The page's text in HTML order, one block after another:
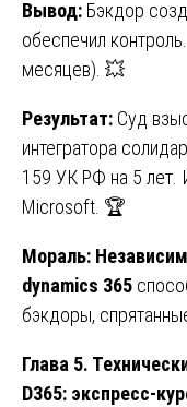
Вывод: Бэкдор
обеспечил
месяцев). 💥
Результат: Суд
интегратора
159 УК РФ на 5 лет.
Microsoft. 🏆
Мораль:
dynamics 365
бэкдоры,
Глава 5.
D365: экспресс-